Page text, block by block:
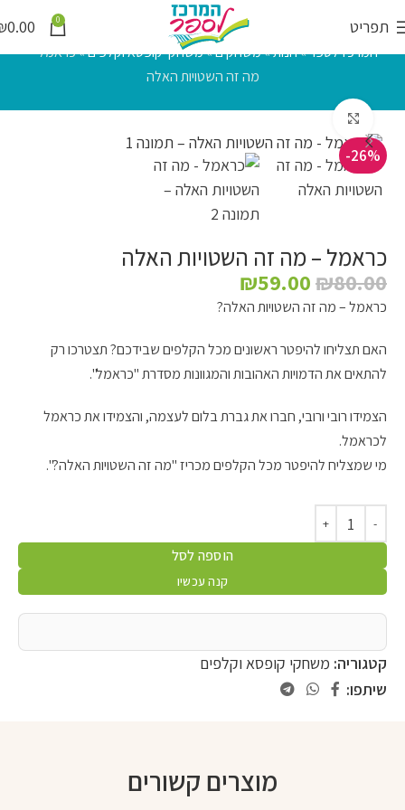
תפריט 0
0.00
המרכז לספר»חנות»משחקים»משחקי קופסא וקלפים»כראמל –
מה זה השטויות האלה
כראמל – מה זה השטויות האלה
₪80.00
₪59.00
כראמל – מה זה השטויות האלה?
האם תצליחו להיפטר ראשונים מכל הקלפים שבידכם? תצטרכו רק
להתאים את הדמויות האהובות והמגוונות מסדרת "כראמל".
הצמידו רובי ורובי, חברו את גברת בלום לעצמה, והצמידו את כראמל
לכראמל.
מי שמצליח להיפטר מכל הקלפים מכריז "מה זה השטויות האלה?".
הוספה לסל
קנה עכשיו
קטגוריה: משחקי קופסא וקלפים
שיתפו:
-26%
מוצרים קשורים